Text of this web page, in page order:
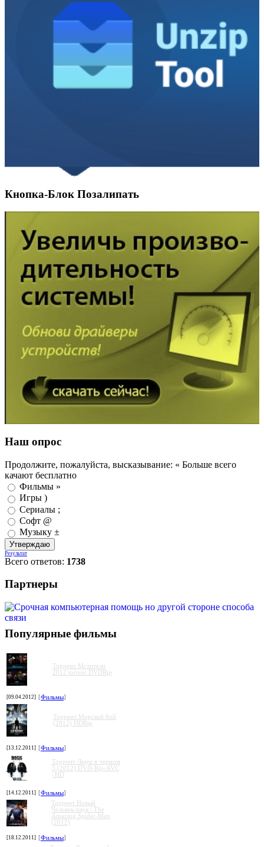
Кнопка-Блок Позалипать
Наш опрос
Продолжите, пожалуйста, высказывание: « Больше всего
качают бесплатно
Фильмы »
Игры )
Сериалы ;
Софт @
Музыку ±
Результат
Всего ответов: 1738
Партнеры
Популярные фильмы
Торрент Мстители
2012 torrent DVDRip
[09.04.2012] [Фильмы]
Торрент Морской бой
(2012) HDRip
[13.12.2011] [Фильмы]
Торрент Люди в черном
3 (2012) DVD-Rip-AVC
| HD
[14.12.2011] [Фильмы]
Торрент Новый
Человек-паук / The
Amazing Spider-Man
(2012)
[18.12.2011] [Фильмы]